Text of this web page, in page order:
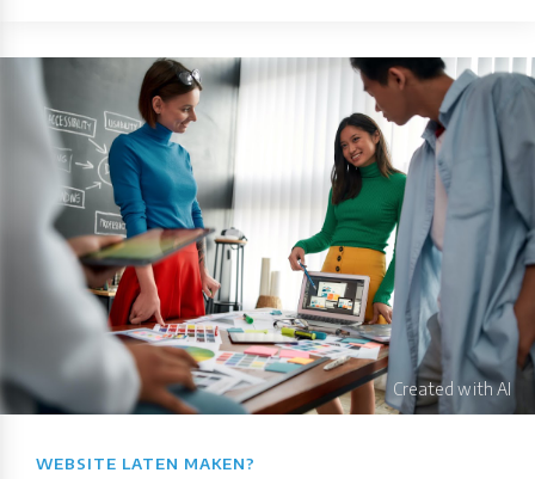
WEBSITE LATEN MAKEN?​​​​​​​​​​​​​​